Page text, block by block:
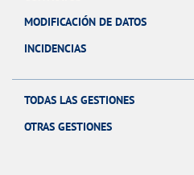
MODIFICACIÓN DE DATOS
INCIDENCIAS
TODAS LAS GESTIONES
OTRAS GESTIONES